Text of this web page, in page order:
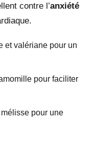
contre l’anxiété
et valériane pour un
pour faciliter
pour une